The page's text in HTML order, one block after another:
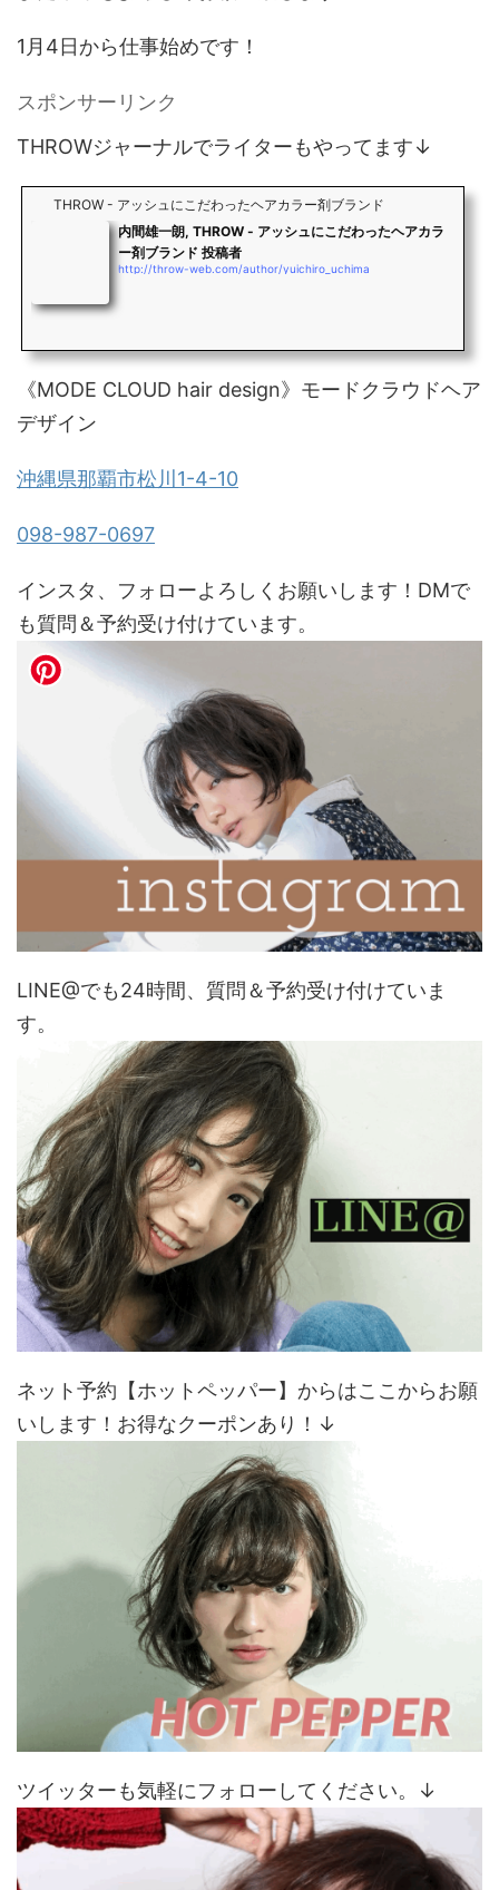
1月4日から仕事始めです！
スポンサーリンク
THROWジャーナルでライターもやってます↓
THROW - アッシュにこだわったヘアカラー剤ブランド
内間雄一朗, THROW - アッシュにこだわったヘアカラ
ー剤ブランド 投稿者
http://throw-web.com/author/yuichiro_uchima
《MODE CLOUD hair design》モードクラウドヘア
デザイン
沖縄県那覇市松川1-4-10
098-987-0697
インスタ、フォローよろしくお願いします！DMで
も質問＆予約受け付けています。
LINE@でも24時間、質問＆予約受け付けていま
す。
ネット予約【ホットペッパー】からはここからお願
いします！お得なクーポンあり！↓
ツイッターも気軽にフォローしてください。↓